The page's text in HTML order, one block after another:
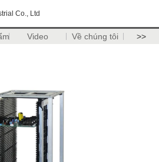
Co., Ltd
Video Về chúng tôi >>